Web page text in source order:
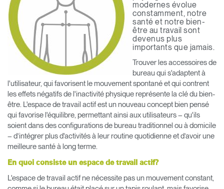
Contacter le support
Trouver un showroom
Changer la région
Opens
Facebook
Opens
to
Twitter
Opens
to
Linkedin
to
Instagram
Opens
Humanscale
Opens
to
Pinterest
Opens
to
YouTube
modernes évolue
constamment, notre
santé et notre bien-
être au travail sont
devenus plus
importants que jamais.
Trouver les accessoires de
bureau qui s'adaptent à
l'utilisateur, qui favorisent le mouvement spontané et qui contrent
les effets négatifs de l'inactivité physique représente la clé du bien-
être. L'espace de travail actif est un nouveau concept bien pensé
qui favorise l'équilibre, permettant ainsi aux utilisateurs – qu'ils
soient dans des configurations de bureau traditionnel ou à domicile
– d’intégrer plus d'activités à leur routine quotidienne et d’avoir une
meilleure santé à long terme.
En quoi consiste un espace de travail actif?
L'espace de travail actif ne nécessite pas un mouvement constant,